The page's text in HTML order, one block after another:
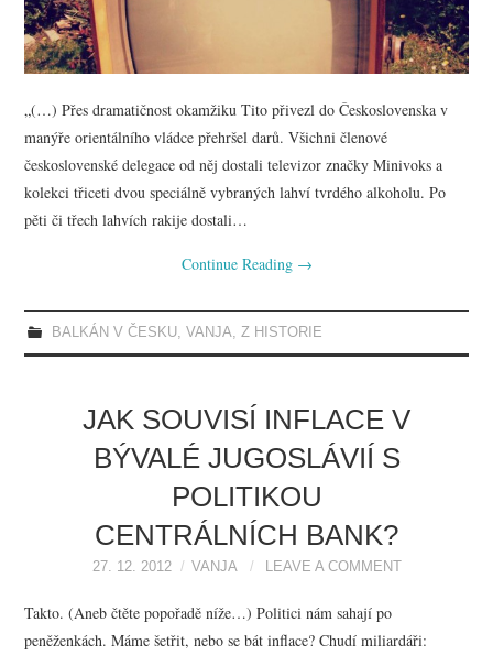
„(…) Přes dramatičnost okamžiku Tito přivezl do Československa v
manýře orientálního vládce přehršel darů. Všichni členové
československé delegace od něj dostali televizor značky Minivoks a
kolekci třiceti dvou speciálně vybraných lahví tvrdého alkoholu. Po
pěti či třech lahvích rakije dostali…
Continue Reading →
BALKÁN V ČESKU, VANJA, Z HISTORIE
JAK SOUVISÍ INFLACE V
BÝVALÉ JUGOSLÁVIÍ S
POLITIKOU
CENTRÁLNÍCH BANK?
27. 12. 2012 VANJA LEAVE A COMMENT
Takto. (Aneb čtěte popořadě níže…) Politici nám sahají po
peněženkách. Máme šetřit, nebo se bát inflace? Chudí miliardáři: